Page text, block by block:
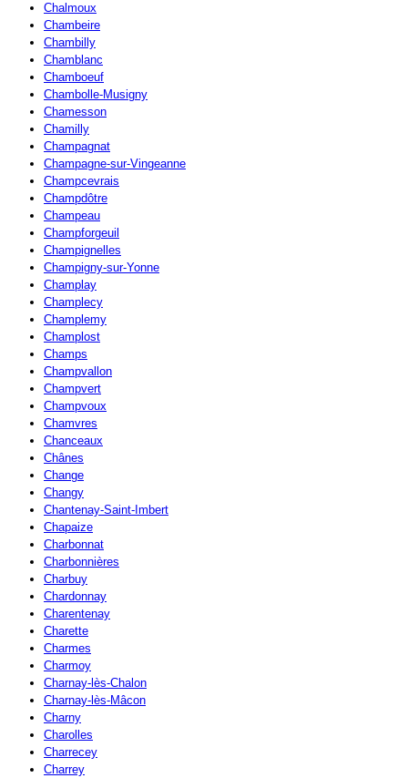
Chalmoux
Chambeire
Chambilly
Chamblanc
Chamboeuf
Chambolle-Musigny
Chamesson
Chamilly
Champagnat
Champagne-sur-Vingeanne
Champcevrais
Champdôtre
Champeau
Champforgeuil
Champignelles
Champigny-sur-Yonne
Champlay
Champlecy
Champlemy
Champlost
Champs
Champvallon
Champvert
Champvoux
Chamvres
Chanceaux
Chânes
Change
Changy
Chantenay-Saint-Imbert
Chapaize
Charbonnat
Charbonnières
Charbuy
Chardonnay
Charentenay
Charette
Charmes
Charmoy
Charnay-lès-Chalon
Charnay-lès-Mâcon
Charny
Charolles
Charrecey
Charrey